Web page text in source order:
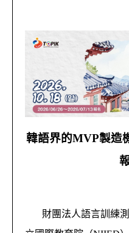
韓語界的MVP製造
財團法人語言訓練測